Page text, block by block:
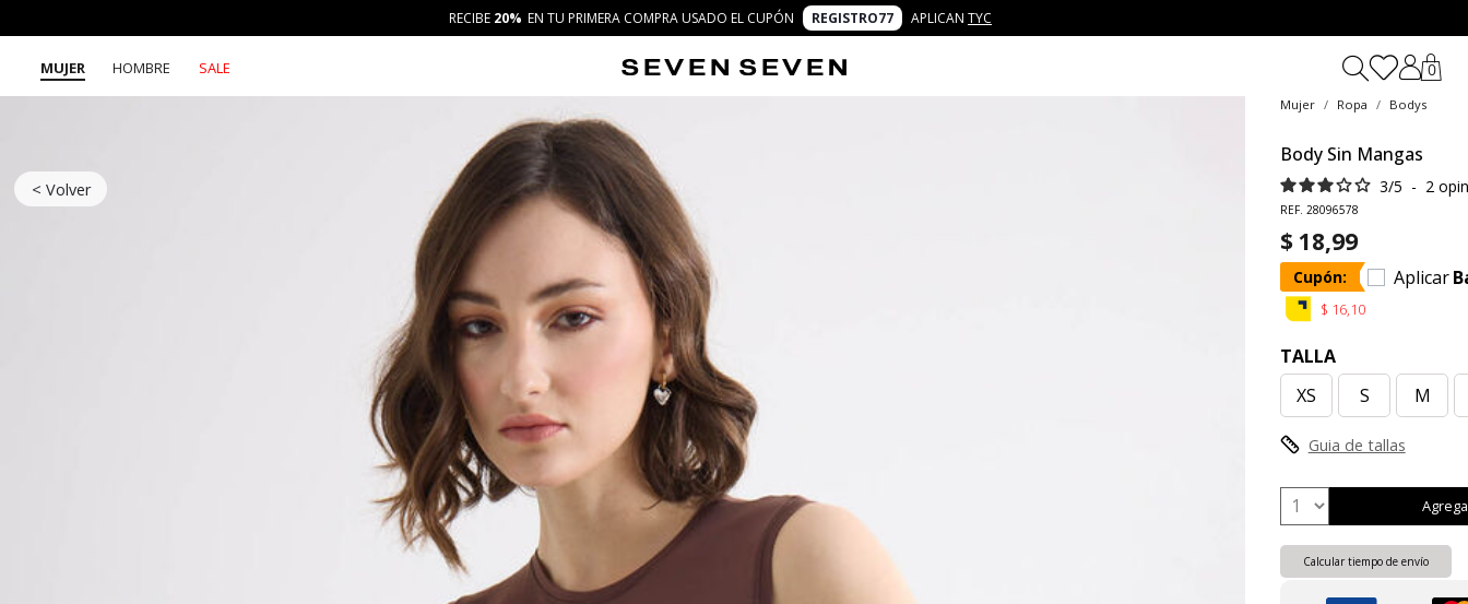
RECIBE 20% EN TU PRIMERA COMPRA USADO EL CUPÓN REGISTRO77 APLICAN TYC
MUJER HOMBRE SALE 0
< Volver
Mujer Ropa Bodys
Body Sin Mangas
3/5 - 2
REF. 28096578
$ 18,99
Cupón: Aplicar
$ 16,10
TALLA
XS
S M
Guia de tallas
Calcular tiempo de envío